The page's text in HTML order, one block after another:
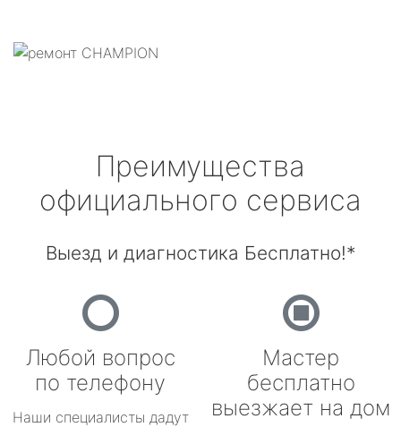
Преимущества
официального сервиса
Выезд и диагностика Бесплатно!*
Любой вопрос
по телефону
Наши специалисты дадут
Мастер
бесплатно
выезжает на дом